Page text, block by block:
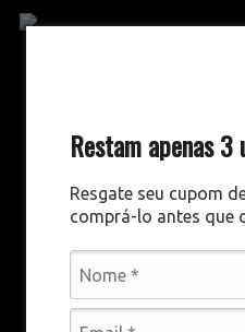
Restam apenas 3
Resgate seu cupom
comprá-lo antes que
Skip
GESTÃO